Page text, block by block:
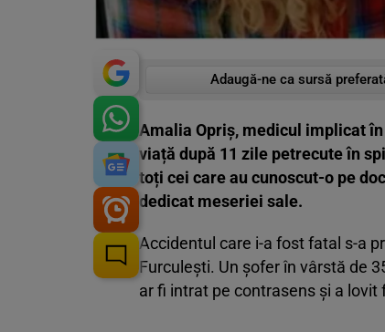
Adaugă-ne ca sursă
Amalia Opriș, medicul implicat
viață după 11 zile petrecute în
toți cei care au cunoscut-o pe
dedicat meseriei sale.
Accidentul care i-a fost fatal s-a
Furculești. Un șofer în vârstă de
ar fi intrat pe contrasens și a